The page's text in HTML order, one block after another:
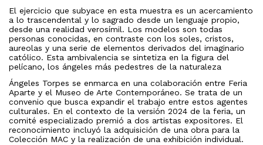
El ejercicio que subyace en esta muestra es un acercamiento
a lo trascendental y lo sagrado desde un lenguaje propio,
desde una realidad verosímil. Los modelos son todas
personas conocidas, en contraste con los soles, cristos,
aureolas y una serie de elementos derivados del imaginario
católico. Esta ambivalencia se sintetiza en la figura del
pelícano, los ángeles más pedestres de la naturaleza
Ángeles Torpes se enmarca en una colaboración entre Feria
Aparte y el Museo de Arte Contemporáneo. Se trata de un
convenio que busca expandir el trabajo entre estos agentes
culturales. En el contexto de la versión 2024 de la feria, un
comité especializado premió a dos artistas expositores. El
reconocimiento incluyó la adquisición de una obra para la
Colección MAC y la realización de una exhibición individual.